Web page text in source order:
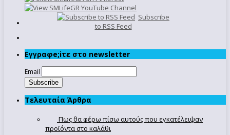
Subscribe
to RSS Feed
Εγγραφe;iτε στο newsletter
Email
Τελευταία Άρθρα
Πως θα φέρω πίσω αυτούς που εγκατέλειψαν
προϊόντα στο καλάθι